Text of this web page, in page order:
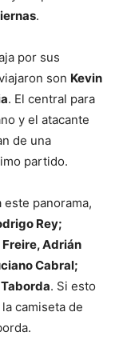
.
por sus
son Kevin
. El central para
y el atacante
de una
partido.
panorama,
Rey;
Freire, Adrián
Cabral;
. Si esto
camiseta de